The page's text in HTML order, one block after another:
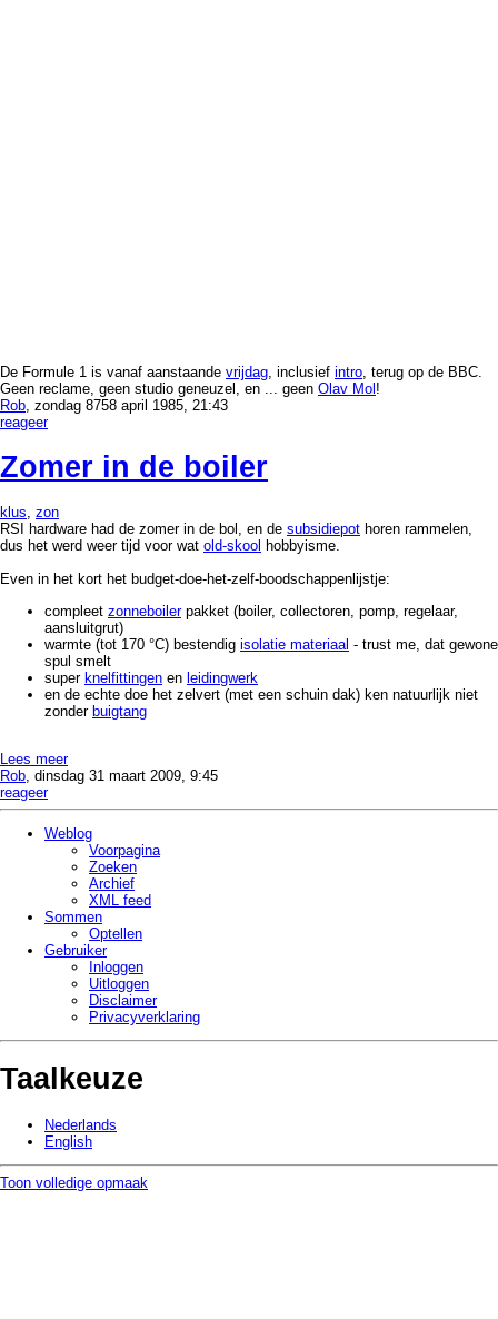
De Formule 1 is vanaf aanstaande vrijdag , inclusief intro , terug op de BBC.
Geen reclame, geen studio geneuzel, en ... geen Olav Mol !
Rob , zondag 8758 april 1985, 21:43
reageer
Zomer in de boiler
klus, zon
RSI hardware had de zomer in de bol, en de subsidiepot horen rammelen,
dus het werd weer tijd voor wat old-skool hobbyisme.
Even in het kort het budget-doe-het-zelf-boodschappenlijstje:
compleet zonneboilerpakket (boiler, collectoren, pomp, regelaar,
aansluitgrut)
warmte (tot 170 °C) bestendig isolatie materiaal - trust me, dat gewone
spul smelt
super knelfittingen en leidingwerk
en de echte doe het zelvert (met een schuin dak) ken natuurlijk niet
zonder buigtang
Lees meer
Rob, dinsdag 31 maart 2009, 9:45
reageer
Weblog
Voorpagina
Zoeken
Archief
XML feed
Sommen
Optellen
Gebruiker
Inloggen
Uitloggen
Disclaimer
Privacy­verklaring
Taalkeuze
Nederlands
English
Toon volledige opmaak